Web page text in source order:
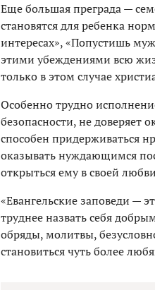
Еще большая преграда —
становятся для ребенка
интересах», «Попустишь
этими убеждениями всю
только в этом случае
Особенно трудно
безопасности, не доверяет
способен придерживаться
оказывать нуждающимся
открыться ему в своей
«Евангельские заповеди —
труднее назвать себя
обряды, молитвы,
становиться чуть более